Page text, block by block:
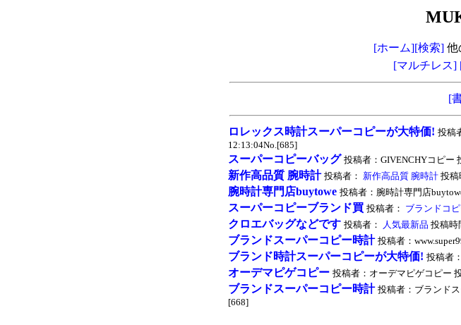
[ホーム][検索] 他
[マルチレス]
[
ロレックス時計スーパーコピーが大特価! 投稿
12:13:04No.[685]
スーパーコピーバッグ 投稿者：GIVENCHYコピー
新作高品質 腕時計 投稿者： 新作高品質 腕時計 投稿
腕時計専門店buytowe 投稿者：腕時計専門店
スーパーコピーブランド買 投稿者： ブランドコ
クロエバッグなどです 投稿者： 人気最新品 投稿時
ブランドスーパーコピー時計 投稿者：
ブランド時計スーパーコピーが大特価! 投稿者
オーデマピゲコピー 投稿者：オーデマピゲコピー
ブランドスーパーコピー時計 投稿者：ブランド
[668]